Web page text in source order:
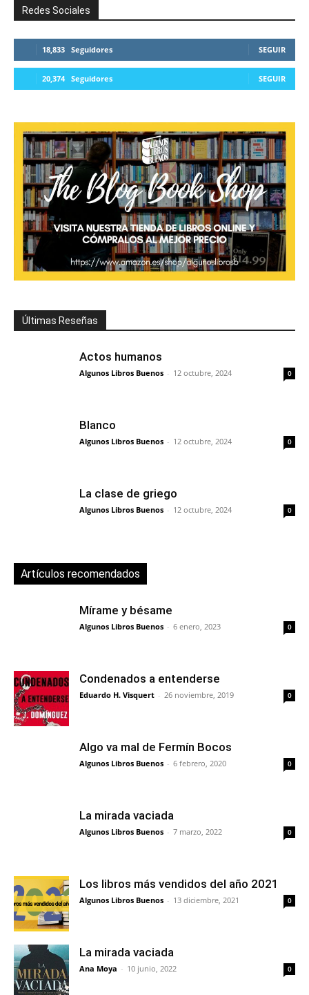
Redes Sociales
18,833 Seguidores SEGUIR
20,374 Seguidores SEGUIR
Últimas Reseñas
Actos humanos
Algunos Libros Buenos - 12 octubre, 2024 0
Blanco
Algunos Libros Buenos - 12 octubre, 2024 0
La clase de griego
Algunos Libros Buenos - 12 octubre, 2024 0
Artículos recomendados
Mírame y bésame
Algunos Libros Buenos - 6 enero, 2023 0
Condenados a entenderse
Eduardo H. Visquert - 26 noviembre, 2019 0
Algo va mal de Fermín Bocos
Algunos Libros Buenos - 6 febrero, 2020 0
La mirada vaciada
Algunos Libros Buenos - 7 marzo, 2022 0
Los libros más vendidos del año 2021
Algunos Libros Buenos - 13 diciembre, 2021 0
La mirada vaciada
Ana Moya - 10 junio, 2022 0